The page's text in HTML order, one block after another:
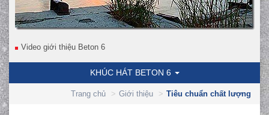
Video giới thiệu Beton 6
KHÚC HÁT BETON 6
Trang chủ Giới thiệu Tiêu chuẩn chất lượng